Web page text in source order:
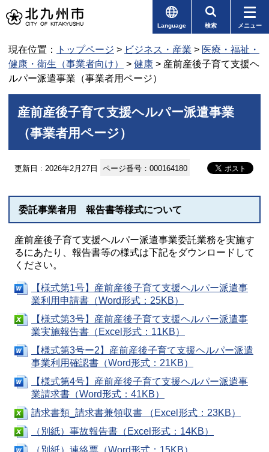
Language 検索 メニュー
現在位置： トップページ > ビジネス・産業 > 医療・福祉・
健康・衛生（事業者向け）
> 健康 > 産前産後子育て支援ヘ
ルパー派遣事業（事業者用ページ）
産前産後子育て支援ヘルパー派遣事業
（事業者用ページ）
更新日 : 2026年2月27日 ページ番号：000164180
委託事業者用 報告書等様式について
産前産後子育て支援ヘルパー派遣事業委託業務を実施す
るにあたり、報告書等の様式は下記をダウンロードして
ください。
【様式第1号】産前産後子育て支援ヘルパー派遣事
業利用申請書（Word形式：25KB）
【様式第3号】産前産後子育て支援ヘルパー派遣事
業実施報告書（Excel形式：11KB）
【様式第3号ー2】産前産後子育て支援ヘルパー派遣
事業利用確認書（Word形式：21KB）
【様式第4号】産前産後子育て支援ヘルパー派遣事
業請求書（Word形式：41KB）
請求書類_請求書兼領収書 （Excel形式：23KB）
（別紙）事故報告書（Excel形式：14KB）
（別紙）連絡票（Word形式：15KB）